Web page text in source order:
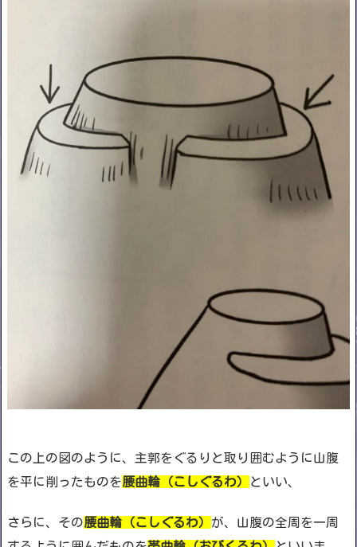
この上の図のように、主郭をぐるりと取り囲むように山腹
を平に削ったものを腰曲輪（こしぐるわ） といい、
さらに、その腰曲輪（こしぐるわ） が、山腹の全周を一周